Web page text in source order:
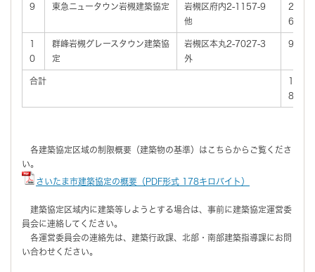
9 東急ニュータウン岩槻建築協定
岩槻区府内2-1157-9
他
27
6
0
群峰岩槻グレースタウン建築協
定
岩槻区本丸2-7027-3
外
96
合計
89
各建築協定区域の制限概要（建築物の基準）はこちらからご覧くださ
い。
さいたま市建築協定の概要（PDF形式 178キロバイト）
建築協定区域内に建築等しようとする場合は、事前に建築協定運営委
員会に連絡してください。
各運営委員会の連絡先は、建築行政課、北部・南部建築指導課にお問
い合わせください。